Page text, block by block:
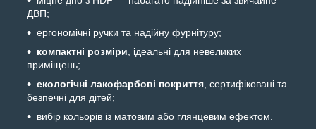
ДВП;
ергономічні ручки та надійну фурнітуру;
компактні розміри, ідеальні для невеликих
приміщень;
екологічні лакофарбові покриття, сертифіковані та
безпечні для дітей;
вибір кольорів із матовим або глянцевим ефектом.